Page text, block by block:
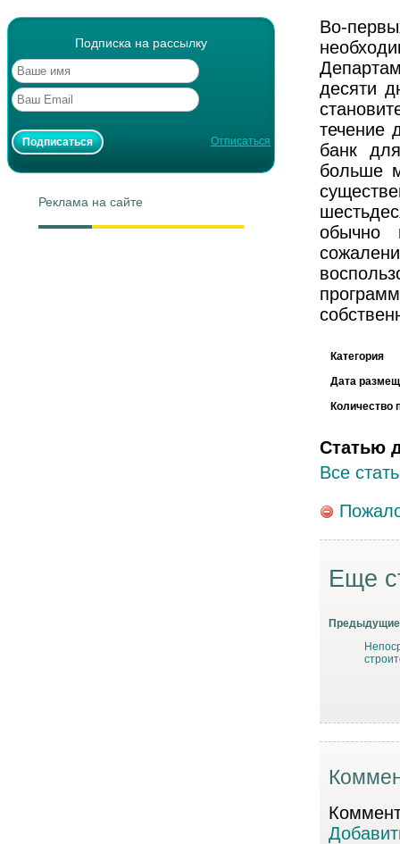
Подписка на рассылку
Отписаться
Реклама на сайте
Во-
десяти
течение
банк
больше
обычно
Категория
Дата
Количество
Статью
Все
Еще
Предыдущие